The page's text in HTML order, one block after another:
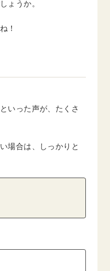
ょうか。
！
いった声が、たくさ
場合は、しっかりと